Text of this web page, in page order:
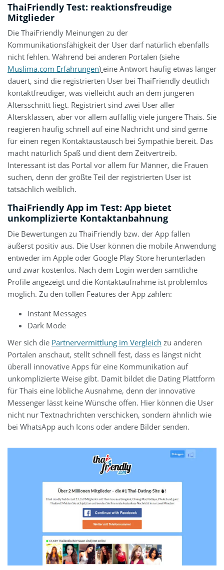
ThaiFriendly Test: reaktionsfreudige
Mitglieder
Die ThaiFriendly Meinungen zu der
Kommunikationsfähigkeit der User darf natürlich ebenfalls
nicht fehlen. Während bei anderen Portalen (siehe
Muslima.com Erfahrungen) eine Antwort häufig etwas länger
dauert, sind die registrierten User bei ThaiFriendly deutlich
kontaktfreudiger, was vielleicht auch an dem jüngeren
Altersschnitt liegt. Registriert sind zwei User aller
Altersklassen, aber vor allem auffällig viele jüngere Thais. Sie
reagieren häufig schnell auf eine Nachricht und sind gerne
für einen regen Kontaktaustausch bei Sympathie bereit. Das
macht natürlich Spaß und dient dem Zeitvertreib.
Interessant ist das Portal vor allem für Männer, die Frauen
suchen, denn der größte Teil der registrierten User ist
tatsächlich weiblich.
ThaiFriendly App im Test: App bietet
unkomplizierte Kontaktanbahnung
Die Bewertungen zu ThaiFriendly bzw. der App fallen
äußerst positiv aus. Die User können die mobile Anwendung
entweder im Apple oder Google Play Store herunterladen
und zwar kostenlos. Nach dem Login werden sämtliche
Profile angezeigt und die Kontaktaufnahme ist problemlos
möglich. Zu den tollen Features der App zählen:
Instant Messages
Dark Mode
Wer sich die Partnervermittlung im Vergleich zu anderen
Portalen anschaut, stellt schnell fest, dass es längst nicht
überall innovative Apps für eine Kommunikation auf
unkomplizierte Weise gibt. Damit bildet die Dating Plattform
für Thais eine löbliche Ausnahme, denn der innovative
Messenger lässt keine Wünsche offen. Hier können die User
nicht nur Textnachrichten verschicken, sondern ähnlich wie
bei WhatsApp auch Icons oder andere Bilder senden.